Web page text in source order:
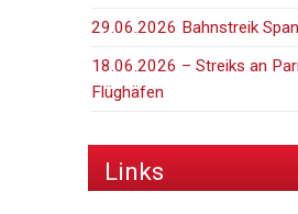
29.06.2026 Bahnstreik
18.06.2026 – Streiks an
Flüghäfen
Links